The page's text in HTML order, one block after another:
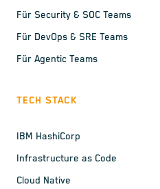
Für Security & SOC Teams
Für DevOps & SRE Teams
Für Agentic Teams
TECH STACK
IBM HashiCorp
Infrastructure as Code
Cloud Native